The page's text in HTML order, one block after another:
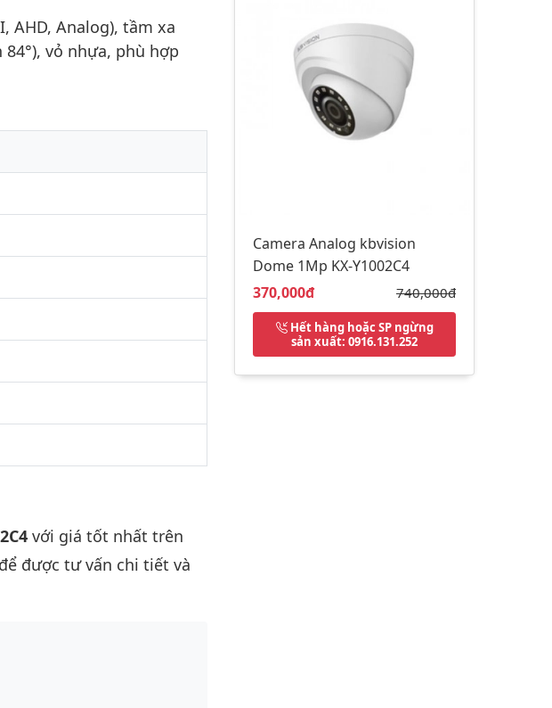
AHD, Analog), tầm xa
vỏ nhựa, phù hợp
với giá tốt nhất trên
được tư vấn chi tiết và
Camera Analog kbvision
Dome 1Mp KX-Y1002C4
Giá bán:
370,000đ Giá gốc:
740,000đ
Hết hàng hoặc SP ngừng
sản xuất: 0916.131.252